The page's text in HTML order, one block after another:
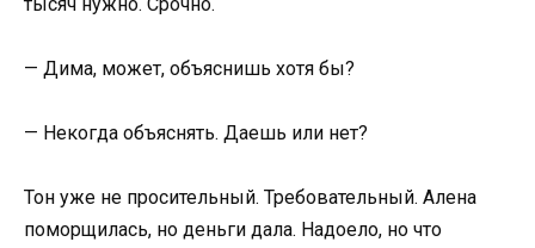
— Дима, может, объяснишь хотя бы?
— Некогда объяснять. Даешь или нет?
Тон уже не просительный. Требовательный. Алена
поморщилась, но деньги дала. Надоело, но что